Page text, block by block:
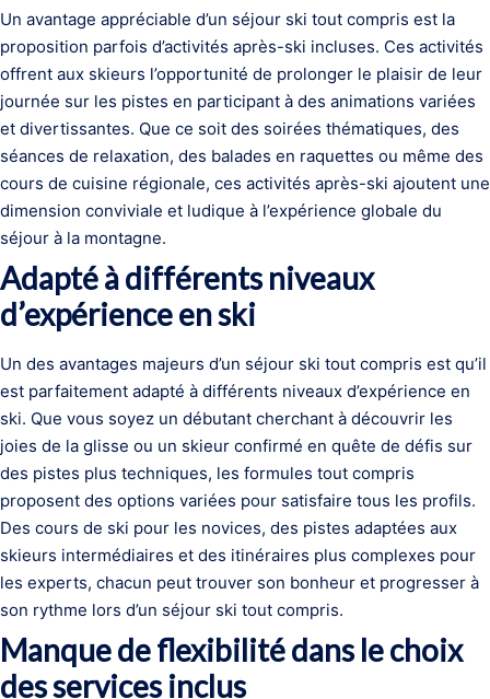
Un avantage appréciable d’un séjour ski tout compris est la
proposition parfois d’activités après-ski incluses. Ces activités
offrent aux skieurs l’opportunité de prolonger le plaisir de leur
journée sur les pistes en participant à des animations variées
et divertissantes. Que ce soit des soirées thématiques, des
séances de relaxation, des balades en raquettes ou même des
cours de cuisine régionale, ces activités après-ski ajoutent une
dimension conviviale et ludique à l’expérience globale du
séjour à la montagne.
Adapté à différents niveaux
d’expérience en ski
Un des avantages majeurs d’un séjour ski tout compris est qu’il
est parfaitement adapté à différents niveaux d’expérience en
ski. Que vous soyez un débutant cherchant à découvrir les
joies de la glisse ou un skieur confirmé en quête de défis sur
des pistes plus techniques, les formules tout compris
proposent des options variées pour satisfaire tous les profils.
Des cours de ski pour les novices, des pistes adaptées aux
skieurs intermédiaires et des itinéraires plus complexes pour
les experts, chacun peut trouver son bonheur et progresser à
son rythme lors d’un séjour ski tout compris.
Manque de flexibilité dans le choix
des services inclus